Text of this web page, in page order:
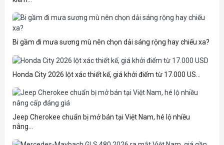
Bi gầm đi mưa sương mù nên chọn dải sáng rộng hay chiếu xa?
Honda City 2026 lột xác thiết kế, giá khởi điểm từ 17.000 US...
Jeep Cherokee chuẩn bị mở bán tại Việt Nam, hé lộ nhiều
nâng...